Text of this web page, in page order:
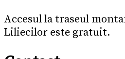
Accesul la traseul
Liliecilor este gratuit.